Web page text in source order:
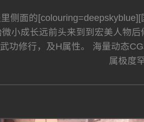
侧面的
小成长远前头来到到宏美人物
功修行，及H属性。 海量动态
属极度